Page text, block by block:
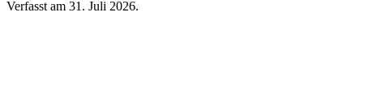
Verfasst am 31. Juli 2026.